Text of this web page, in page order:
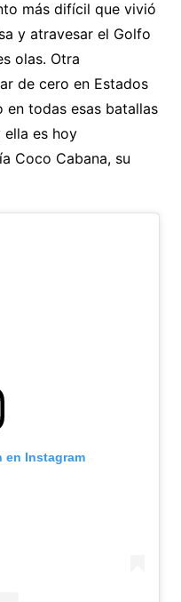
más difícil que vivió
y atravesar el Golfo
olas. Otra
de cero en Estados
en todas esas batallas
ella es hoy
Coco Cabana, su
en Instagram